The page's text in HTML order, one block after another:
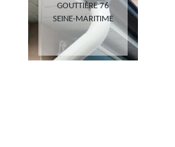
GOUTTIÈRE 76
SEINE-MARITIME